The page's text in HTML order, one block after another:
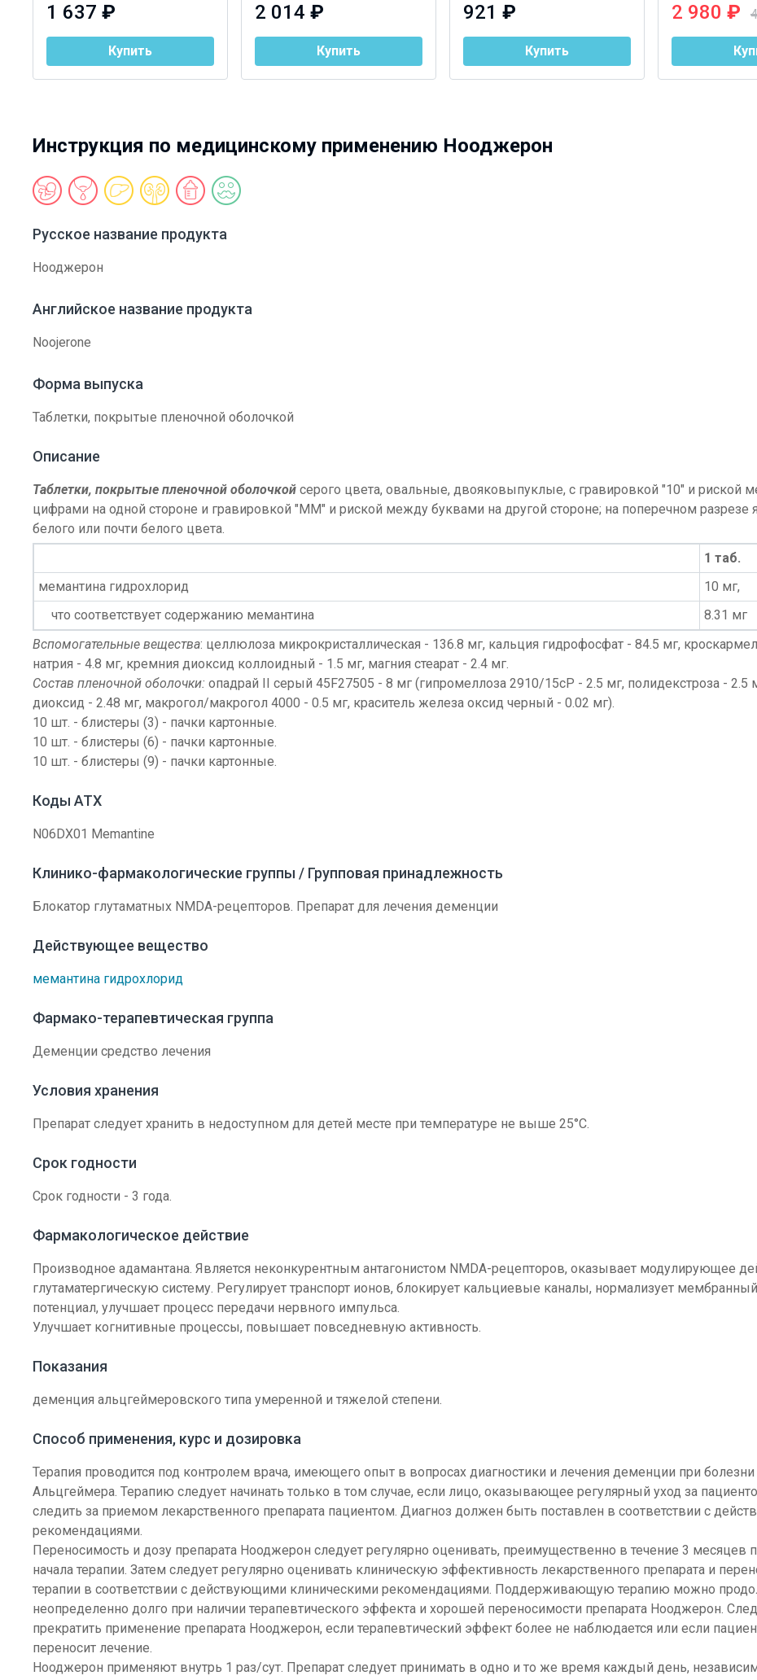
1 637 ₽
Купить
2 014 ₽
Купить
921 ₽
Купить
2 980 ₽
Инструкция по медицинскому применению Нооджерон
Русское название продукта
Нооджерон
Английское название продукта
Noojerone
Форма выпуска
Таблетки, покрытые пленочной оболочкой
Описание
Таблетки, покрытые пленочной оболочкой серого цвета, овальные, двояковыпуклые, с гравировкой "10" и риской
цифрами на одной стороне и гравировкой "ММ" и риской между буквами на другой стороне; на поперечном разрезе
белого или почти белого цвета.
1 таб.
мемантина гидрохлорид
10 мг,
что соответствует содержанию мемантина
8.31 мг
Вспомогательные вещества: целлюлоза микрокристаллическая - 136.8 мг, кальция гидрофосфат - 84.5 мг,
натрия - 4.8 мг, кремния диоксид коллоидный - 1.5 мг, магния стеарат - 2.4 мг.
Состав пленочной оболочки: опадрай II серый 45F27505 - 8 мг (гипромеллоза 2910/15сР - 2.5 мг, полидекстроза - 2.5
диоксид - 2.48 мг, макрогол/макрогол 4000 - 0.5 мг, краситель железа оксид черный - 0.02 мг).
10 шт. - блистеры (3) - пачки картонные.
10 шт. - блистеры (6) - пачки картонные.
10 шт. - блистеры (9) - пачки картонные.
Коды АТХ
N06DX01 Memantine
Клинико-фармакологические группы / Групповая принадлежность
Блокатор глутаматных NMDA-рецепторов. Препарат для лечения деменции
Действующее вещество
мемантина гидрохлорид
Фармако-терапевтическая группа
Деменции средство лечения
Условия хранения
Препарат следует хранить в недоступном для детей месте при температуре не выше 25°С.
Срок годности
Срок годности - 3 года.
Фармакологическое действие
Производное адамантана. Является неконкурентным антагонистом NMDA-рецепторов, оказывает модулирующее
глутаматергическую систему. Регулирует транспорт ионов, блокирует кальциевые каналы, нормализует мембранный
потенциал, улучшает процесс передачи нервного импульса.
Улучшает когнитивные процессы, повышает повседневную активность.
Показания
деменция альцгеймеровского типа умеренной и тяжелой степени.
Способ применения, курс и дозировка
Терапия проводится под контролем врача, имеющего опыт в вопросах диагностики и лечения деменции при болезни
Альцгеймера. Терапию следует начинать только в том случае, если лицо, оказывающее регулярный уход за
следить за приемом лекарственного препарата пациентом. Диагноз должен быть поставлен в соответствии с
рекомендациями.
Переносимость и дозу препарата Нооджерон следует регулярно оценивать, преимущественно в течение 3 месяцев
начала терапии. Затем следует регулярно оценивать клиническую эффективность лекарственного препарата и
терапии в соответствии с действующими клиническими рекомендациями. Поддерживающую терапию можно
неопределенно долго при наличии терапевтического эффекта и хорошей переносимости препарата Нооджерон.
прекратить применение препарата Нооджерон, если терапевтический эффект более не наблюдается или если
переносит лечение.
Нооджерон применяют внутрь 1 раз/сут. Препарат следует принимать в одно и то же время каждый день,